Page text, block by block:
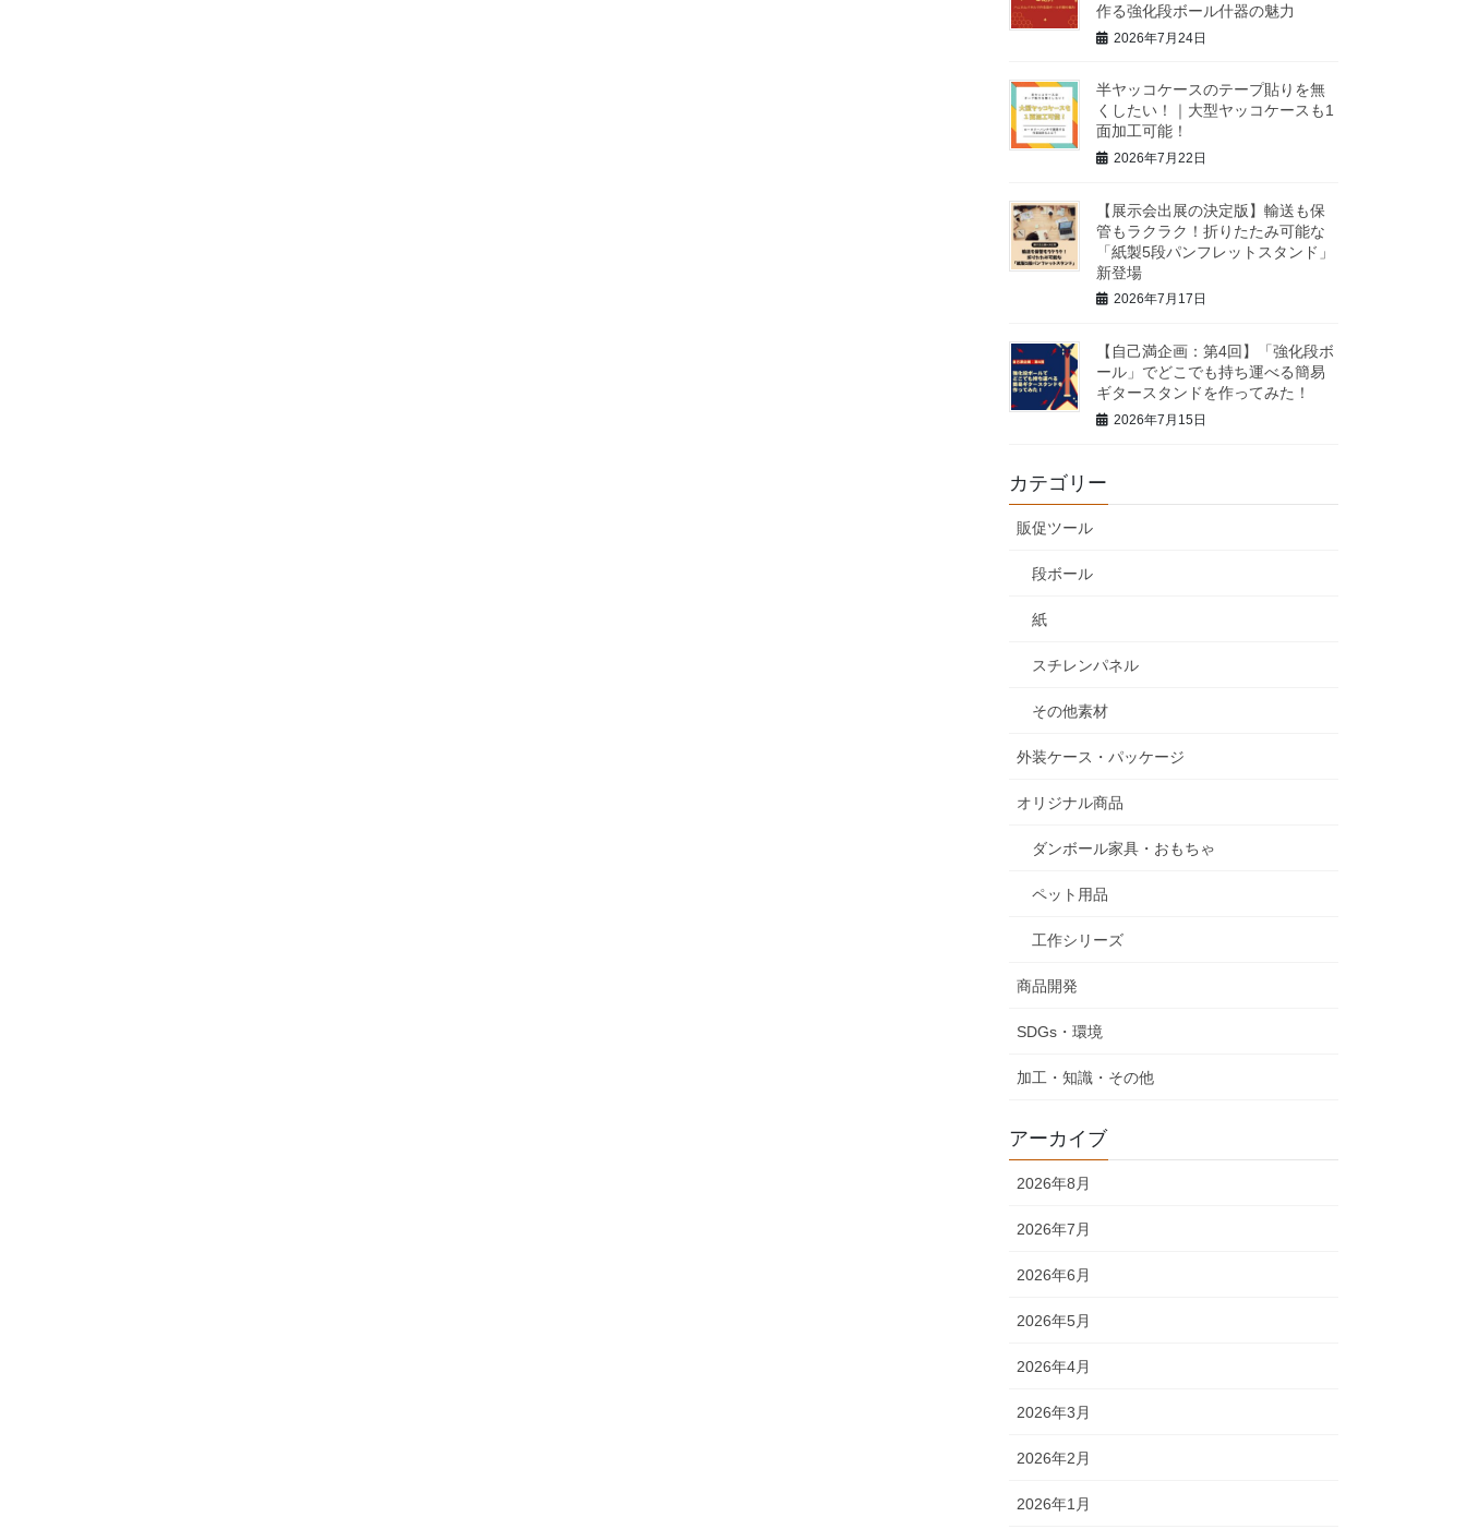
作る強化段ボール什器の魅力
2026年7月24日
半ヤッコケースのテープ貼りを無
くしたい！｜大型ヤッコケースも1
面加工可能！
2026年7月22日
【展示会出展の決定版】輸送も保
管もラクラク！折りたたみ可能な
「紙製5段パンフレットスタンド」
新登場
2026年7月17日
【自己満企画：第4回】「強化段ボ
ール」でどこでも持ち運べる簡易
ギタースタンドを作ってみた！
2026年7月15日
カテゴリー
販促ツール
段ボール
紙
スチレンパネル
その他素材
外装ケース・パッケージ
オリジナル商品
ダンボール家具・おもちゃ
ペット用品
工作シリーズ
商品開発
SDGs・環境
加工・知識・その他
アーカイブ
2026年8月
2026年7月
2026年6月
2026年5月
2026年4月
2026年3月
2026年2月
2026年1月